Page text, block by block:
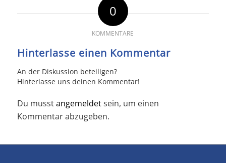
0
KOMMENTARE
Hinterlasse einen Kommentar
An der Diskussion beteiligen?
Hinterlasse uns deinen Kommentar!
Du musstangemeldetsein, um einen
Kommentar abzugeben.